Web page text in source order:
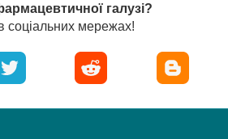
галузі?
соціальних мережах!